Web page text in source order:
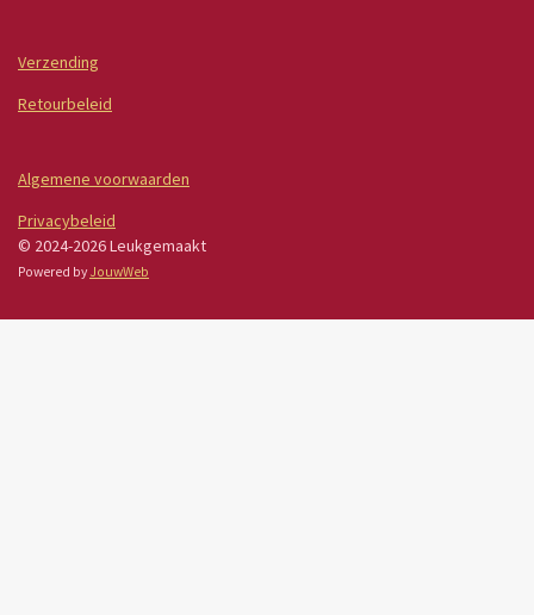
Verzending
Retourbeleid
Algemene voorwaarden
Privacybeleid
© 2024-2026 Leukgemaakt
Powered by JouwWeb